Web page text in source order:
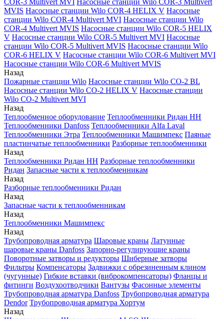
COR-3 Multivert MVI Насосные станции Wilo COR-3 Multivert
MVIS Насосные станции Wilo COR-4 HELIX V Насосные
станции Wilo COR-4 Multivert MVI Насосные станции Wilo
COR-4 Multivert MVIS Насосные станции Wilo COR-5 HELIX
V Насосные станции Wilo COR-5 Multivert MVI Насосные
станции Wilo COR-5 Multivert MVIS Насосные станции Wilo
COR-6 HELIX V Насосные станции Wilo COR-6 Multivert MVI
Насосные станции Wilo COR-6 Multivert MVIS
Назад
Пожарные станции Wilo Насосные станции Wilo CO-2 BL
Насосные станции Wilo CO-2 HELIX V Насосные станции
Wilo CO-2 Multivert MVI
Назад
Теплообменное оборудование Теплообменники Ридан НН
Теплообменники Danfoss Теплообменники Alfa Laval
Теплообменники Этра Теплообменники Машимпекс Паяные
пластинчатые теплообменники Разборные теплообменники
Назад
Теплообменники Ридан НН Разборные теплообменники
Ридан Запасные части к теплообменникам
Назад
Разборные теплообменники Ридан
Назад
Запасные части к теплообменникам
Назад
Теплообменники Машимпекс
Назад
Трубопроводная арматура Шаровые краны Латунные
шаровые краны Danfoss Запорно-регулирующие краны
Поворотные затворы и редукторы Шиберные затворы
Фильтры Компенсаторы Задвижки с обрезиненным клином
(чугунные) Гибкие вставки (виброкомпенсаторы) Фланцы и
фитинги Воздухоотводчики Вантузы Фасонные элементы
Трубопроводная арматура Danfoss Трубопроводная арматура
Dendor Трубопроводная арматура Хортум
Назад